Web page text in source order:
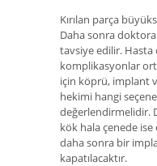
Kırılan parça
Daha sonra
tavsiye edilir. Hasta
komplikasyonlar
için köprü, implant
hekimi hangi
değerlendirmelidir.
kök hala çenede ise
daha sonra bir
kapatılacaktır.